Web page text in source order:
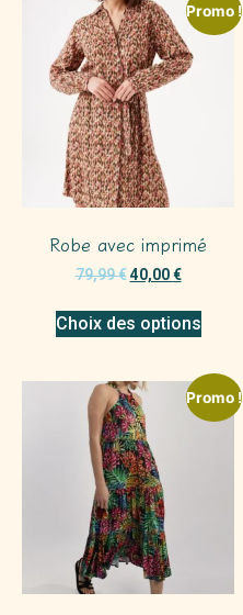
Promo !
Robe avec imprimé
79,99€ 40,00€
Choix des options
Promo !